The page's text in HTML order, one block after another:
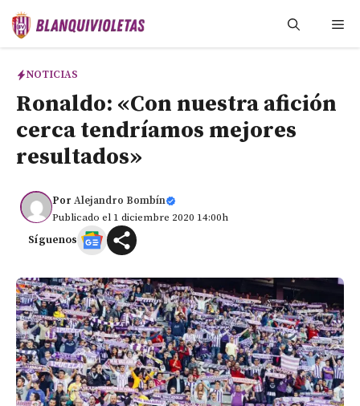
Saltar
NOTICIAS
Ronaldo: «Con nuestra afición
cerca tendríamos mejores
resultados»
Por Alejandro Bombín
Publicado el 1 diciembre 2020 14:00h
Síguenos